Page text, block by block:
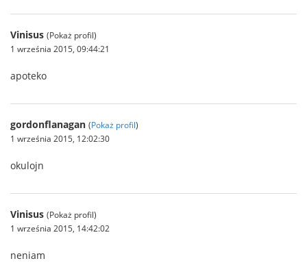
Vinisus (Pokaż profil)
1 września 2015, 09:44:21
apoteko
gordonflanagan (Pokaż profil)
1 września 2015, 12:02:30
okulojn
Vinisus (Pokaż profil)
1 września 2015, 14:42:02
neniam